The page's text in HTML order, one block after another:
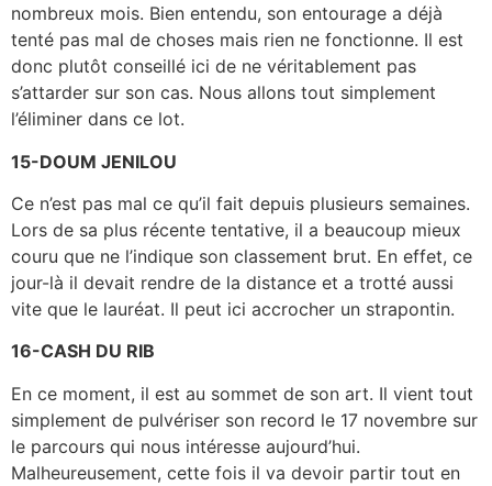
nombreux mois. Bien entendu, son entourage a déjà
tenté pas mal de choses mais rien ne fonctionne. Il est
donc plutôt conseillé ici de ne véritablement pas
s’attarder sur son cas. Nous allons tout simplement
l’éliminer dans ce lot.
15-DOUM JENILOU
Ce n’est pas mal ce qu’il fait depuis plusieurs semaines.
Lors de sa plus récente tentative, il a beaucoup mieux
couru que ne l’indique son classement brut. En effet, ce
jour-là il devait rendre de la distance et a trotté aussi
vite que le lauréat. Il peut ici accrocher un strapontin.
16-CASH DU RIB
En ce moment, il est au sommet de son art. Il vient tout
simplement de pulvériser son record le 17 novembre sur
le parcours qui nous intéresse aujourd’hui.
Malheureusement, cette fois il va devoir partir tout en